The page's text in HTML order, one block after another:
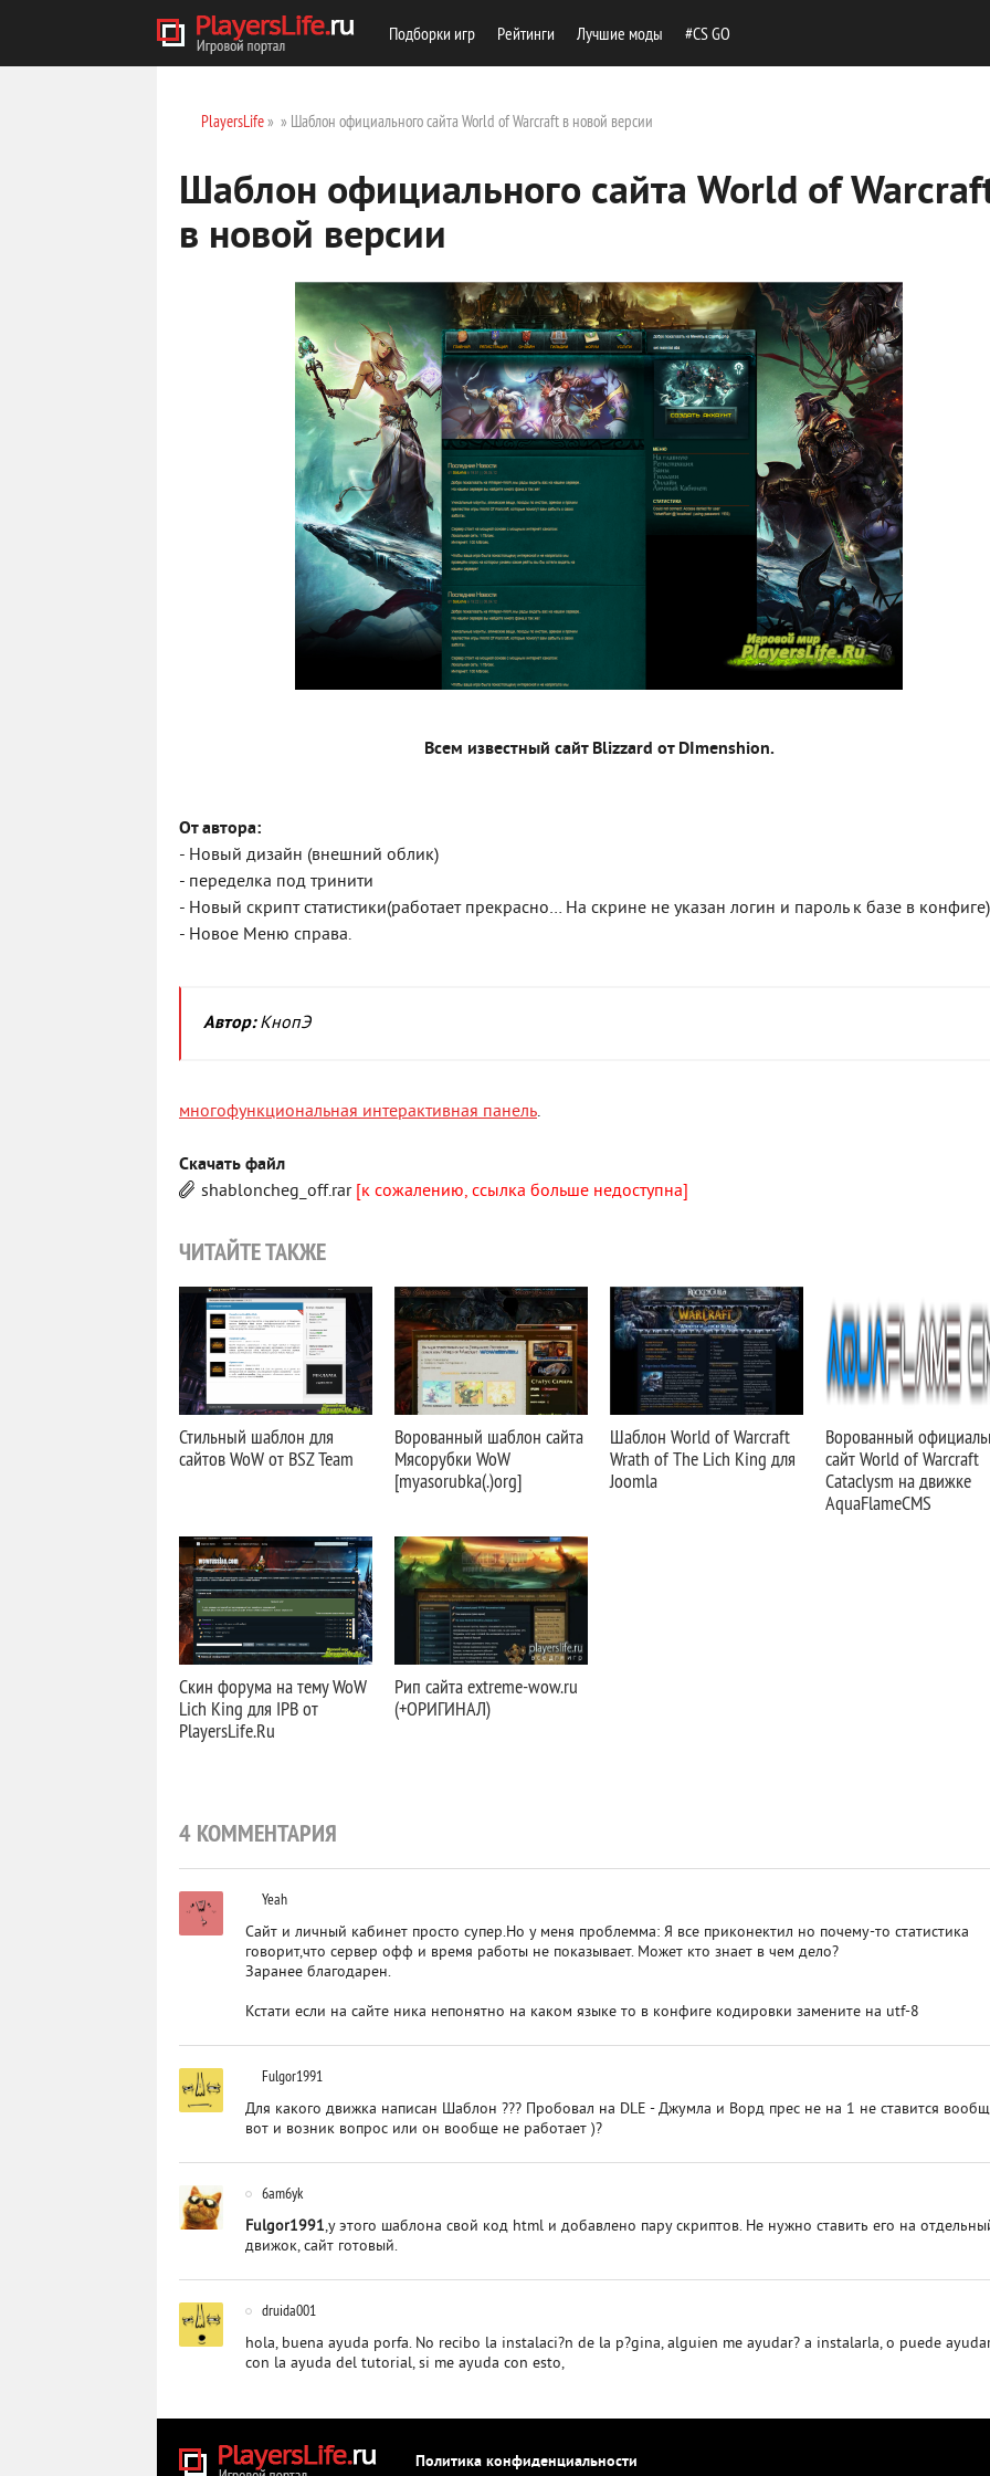
Подборки игр Рейтинги Лучшие моды #CS GO
PlayersLife» » Шаблон официального сайта World of Warcraft в новой версии
Шаблон официального сайта World of
в новой версии
Всем известный сайт Blizzard от DImenshion.
От автора:
- Новый дизайн (внешний облик)
- переделка под тринити
- Новый скрипт статистики(работает прекрасно… На скрине не указан логин и пароль к базе в конфиге)
- Новое Меню справа.
Автор:КнопЭ
многофункциональная интерактивная панель.
Скачать файл
shabloncheg_off.rar [к сожалению, ссылка больше недоступна]
ЧИТАЙТЕ ТАКЖЕ
Стильный шаблон для
сайтов WoW от BSZ Team
Ворованный шаблон сайта
Мясорубки WoW
[myasorubka(.)org]
Шаблон World of Warcraft
Wrath of The Lich King для
Joomla
Ворованный
сайт World of Warcraft
Cataclysm на движке
AquaFlameCMS
Скин форума на тему WoW
Lich King для IPB от
PlayersLife.Ru
Рип сайта extreme-wow.ru
(+ОРИГИНАЛ)
4 КОММЕНТАРИЯ
Yeah
Сайт и личный кабинет просто супер.Но у меня проблемма: Я все приконектил но почему-то статистика
говорит,что сервер офф и время работы не показывает. Может кто знает в чем дело?
Заранее благодарен.
Кстати если на сайте ника непонятно на каком языке то в конфиге кодировки замените на utf-8
Fulgor1991
Для какого движка написан Шаблон ??? Пробовал на DLE - Джумла и Ворд прес не на 1 не ставится
вот и возник вопрос или он вообще не работает )?
6am6yk
Fulgor1991,у этого шаблона свой код html и добавлено пару скриптов. Не нужно ставить его на
движок, сайт готовый.
druida001
hola, buena ayuda porfa. No recibo la instalaci?n de la p?gina, alguien me ayudar? a instalarla, o puede
con la ayuda del tutorial, si me ayuda con esto,
Политика конфиденциальности